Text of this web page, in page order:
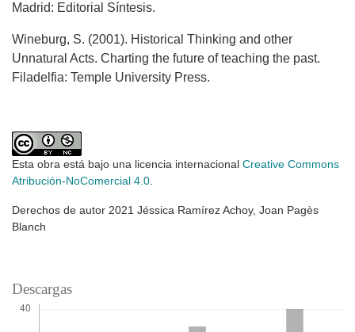
Madrid: Editorial Síntesis.
Wineburg, S. (2001). Historical Thinking and other
Unnatural Acts. Charting the future of teaching the past.
Filadelfia: Temple University Press.
Esta obra está bajo una licencia internacional Creative Commons
Atribución-NoComercial 4.0.
Derechos de autor 2021 Jéssica Ramírez Achoy, Joan Pagès
Blanch
Descargas